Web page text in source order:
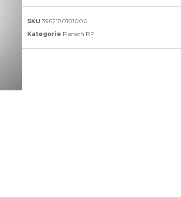
SKU 3962180101000
Kategorie Flansch RF